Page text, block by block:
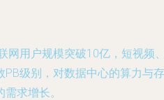
用户规模突破10亿，短视频
级别，对数据中心的算力与
求增长。